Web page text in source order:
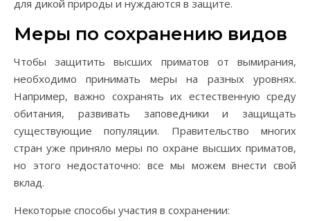
для дикой природы и нуждаются в защите.
Меры по сохранению видов
Чтобы защитить высших приматов от вымирания,
необходимо принимать меры на разных уровнях.
Например, важно сохранять их естественную среду
обитания, развивать заповедники и защищать
существующие популяции. Правительство многих
стран уже приняло меры по охране высших приматов,
но этого недостаточно: все мы можем внести свой
вклад.
Некоторые способы участия в сохранении: